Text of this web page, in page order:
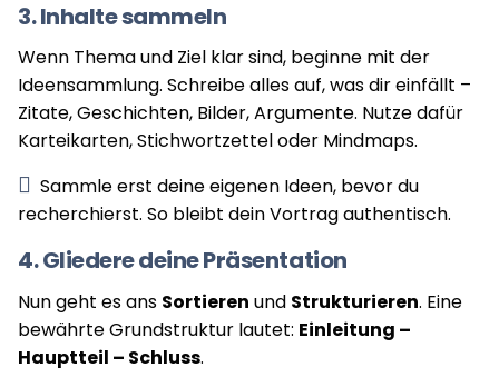
3. Inhalte sammeln
Wenn Thema und Ziel klar sind, beginne mit der
Ideensammlung. Schreibe alles auf, was dir einfällt –
Zitate, Geschichten, Bilder, Argumente. Nutze dafür
Karteikarten, Stichwortzettel oder Mindmaps.
Sammle erst deine eigenen Ideen, bevor du
recherchierst. So bleibt dein Vortrag authentisch.
4. Gliedere deine Präsentation
Nun geht es ans Sortieren und Strukturieren. Eine
bewährte Grundstruktur lautet: Einleitung –
Hauptteil – Schluss.